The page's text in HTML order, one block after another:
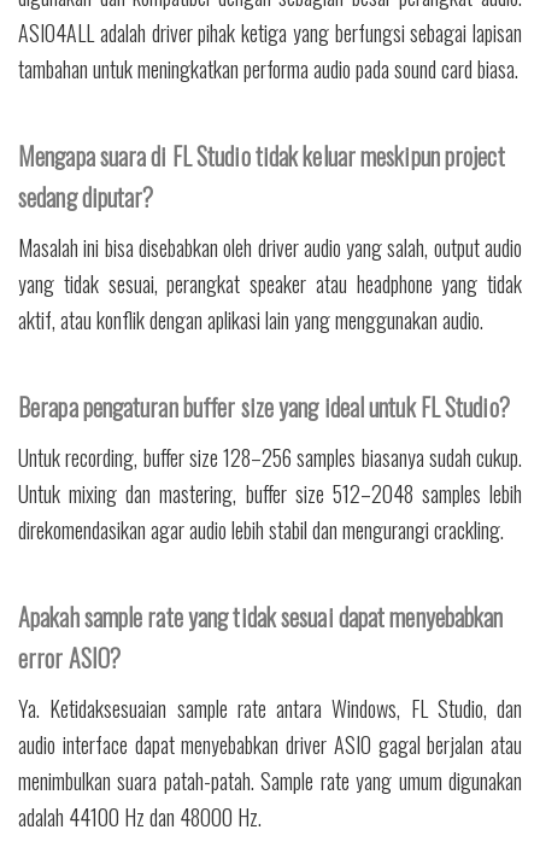
ASIO4ALL adalah driver pihak ketiga yang berfungsi sebagai lapisan
tambahan untuk meningkatkan performa audio pada sound card biasa.
Mengapa suara di FL Studio tidak keluar meskipun project
sedang diputar?
Masalah ini bisa disebabkan oleh driver audio yang salah, output audio
yang tidak sesuai, perangkat speaker atau headphone yang tidak
aktif, atau konflik dengan aplikasi lain yang menggunakan audio.
Berapa pengaturan buffer size yang ideal untuk FL Studio?
Untuk recording, buffer size 128–256 samples biasanya sudah cukup.
Untuk mixing dan mastering, buffer size 512–2048 samples lebih
direkomendasikan agar audio lebih stabil dan mengurangi crackling.
Apakah sample rate yang tidak sesuai dapat menyebabkan
error ASIO?
Ya. Ketidaksesuaian sample rate antara Windows, FL Studio, dan
audio interface dapat menyebabkan driver ASIO gagal berjalan atau
menimbulkan suara patah-patah. Sample rate yang umum digunakan
adalah 44100 Hz dan 48000 Hz.